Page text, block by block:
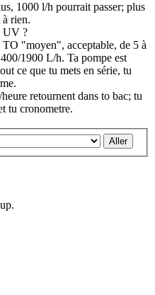
1000 l/h pourrait passer; plus
rien.
UV ?
"moyen", acceptable, de 5 à
1900 L/h. Ta pompe est
ce que tu mets en série, tu
retournent dans to bac; tu
tu cronometre.